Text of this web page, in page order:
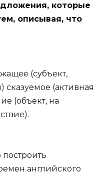
которые
описывая, что
(субъект,
(активная
(объект, на
английского